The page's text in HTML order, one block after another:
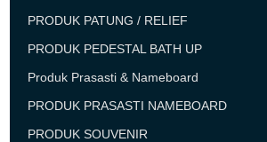
PRODUK PATUNG / RELIEF
PRODUK PEDESTAL BATH UP
Produk Prasasti & Nameboard
PRODUK PRASASTI NAMEBOARD
PRODUK SOUVENIR